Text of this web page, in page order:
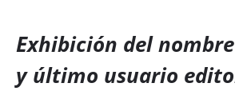
Exhibición del
y último usuario